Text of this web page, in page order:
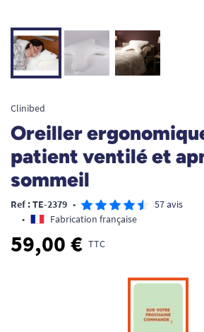
Clinibed
Oreiller
patient ventilé et
sommeil
Ref : TE-2379 •
57 avis
•
Fabrication française
59,00 € TTC